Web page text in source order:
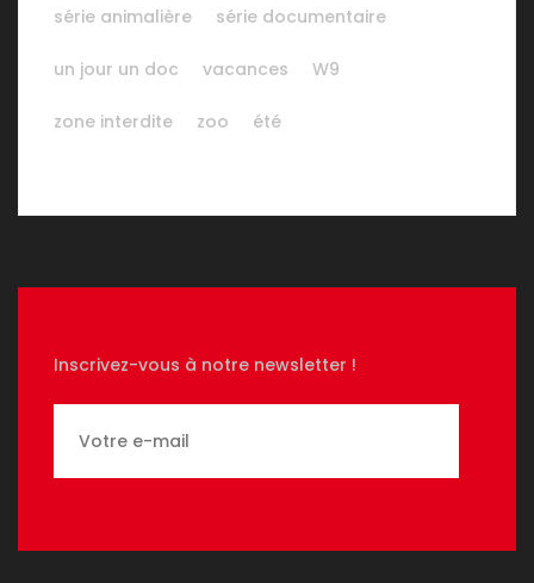
série animalière série documentaire
un jour un doc vacances W9
zone interdite zoo été
Inscrivez-vous à notre newsletter !